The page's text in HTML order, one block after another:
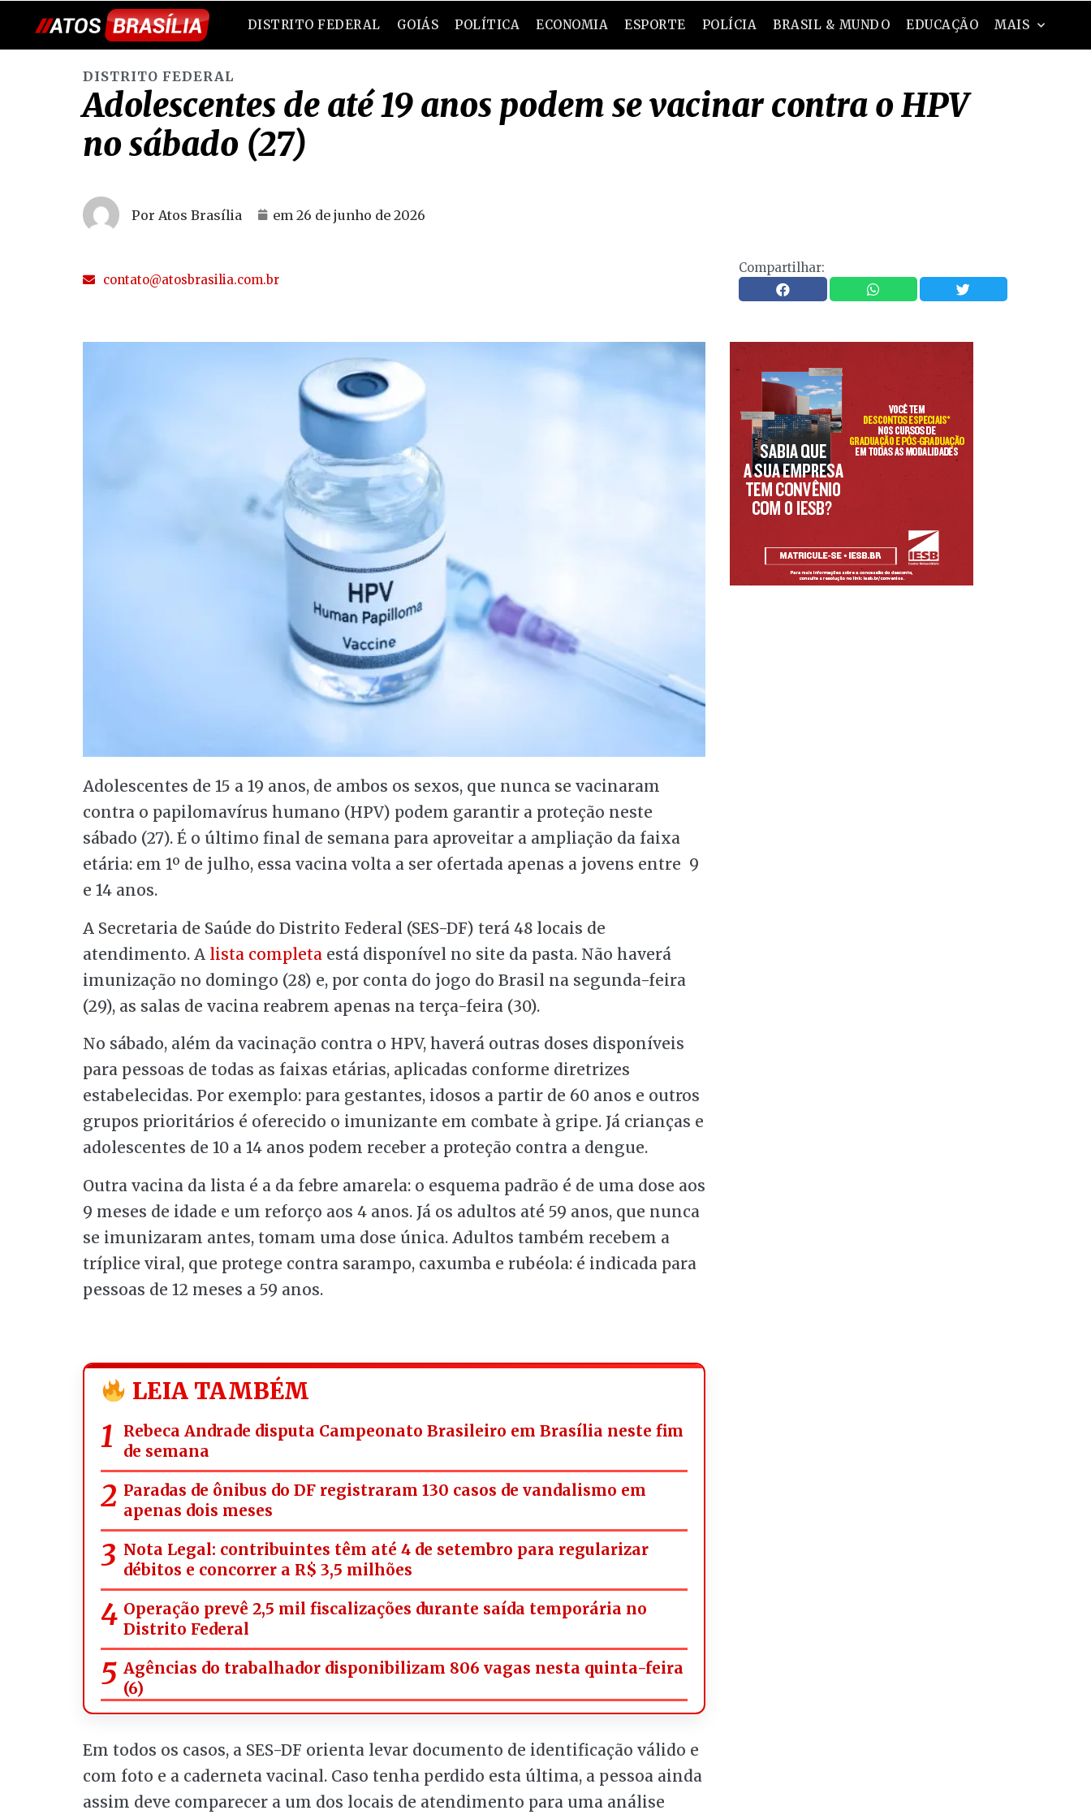
DISTRITO FEDERAL GOIÁS POLÍTICA ECONOMIA ESPORTE POLÍCIA BRASIL & MUNDO EDUCAÇÃO MAIS
DISTRITO FEDERAL
Adolescentes de até 19 anos podem se vacinar contra o HPV
no sábado (27)
Por Atos Brasília em 26 de junho de 2026
contato@atosbrasilia.com.br
Compartilhar:
Adolescentes de 15 a 19 anos, de ambos os sexos, que nunca se vacinaram
contra o papilomavírus humano (HPV) podem garantir a proteção neste
sábado (27). É o último final de semana para aproveitar a ampliação da faixa
etária: em 1º de julho, essa vacina volta a ser ofertada apenas a jovens entre 9
e 14 anos.
A Secretaria de Saúde do Distrito Federal (SES-DF) terá 48 locais de
atendimento. A lista completa está disponível no site da pasta. Não haverá
imunização no domingo (28) e, por conta do jogo do Brasil na segunda-feira
(29), as salas de vacina reabrem apenas na terça-feira (30).
No sábado, além da vacinação contra o HPV, haverá outras doses disponíveis
para pessoas de todas as faixas etárias, aplicadas conforme diretrizes
estabelecidas. Por exemplo: para gestantes, idosos a partir de 60 anos e outros
grupos prioritários é oferecido o imunizante em combate à gripe. Já crianças e
adolescentes de 10 a 14 anos podem receber a proteção contra a dengue.
Outra vacina da lista é a da febre amarela: o esquema padrão é de uma dose aos
9 meses de idade e um reforço aos 4 anos. Já os adultos até 59 anos, que nunca
se imunizaram antes, tomam uma dose única. Adultos também recebem a
tríplice viral, que protege contra sarampo, caxumba e rubéola: é indicada para
pessoas de 12 meses a 59 anos.
LEIA TAMBÉM
Rebeca Andrade disputa Campeonato Brasileiro em Brasília neste fim
de semana
Paradas de ônibus do DF registraram 130 casos de vandalismo em
apenas dois meses
Nota Legal: contribuintes têm até 4 de setembro para regularizar
débitos e concorrer a R$ 3,5 milhões
Operação prevê 2,5 mil fiscalizações durante saída temporária no
Distrito Federal
Agências do trabalhador disponibilizam 806 vagas nesta quinta-feira
(6)
Em todos os casos, a SES-DF orienta levar documento de identificação válido e
com foto e a caderneta vacinal. Caso tenha perdido esta última, a pessoa ainda
assim deve comparecer a um dos locais de atendimento para uma análise